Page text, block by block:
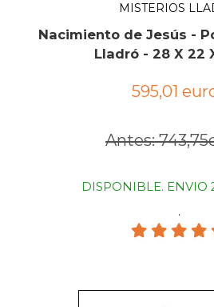
MISTERIOS
Nacimiento de Jesús -
Lladró - 28 X 22
595,01
Antes:
DISPONIBLE. ENVIO
.